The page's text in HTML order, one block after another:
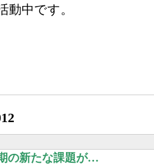
動中です。
の新たな課題が…